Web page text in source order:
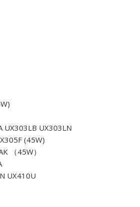
UX303LB UX303LN
(45W)
（45W）
UX410U